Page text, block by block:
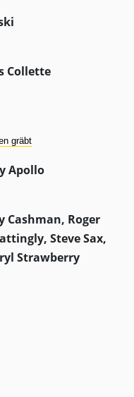
Collette
gräbt
Apollo
Cashman, Roger
Steve Sax,
Strawberry